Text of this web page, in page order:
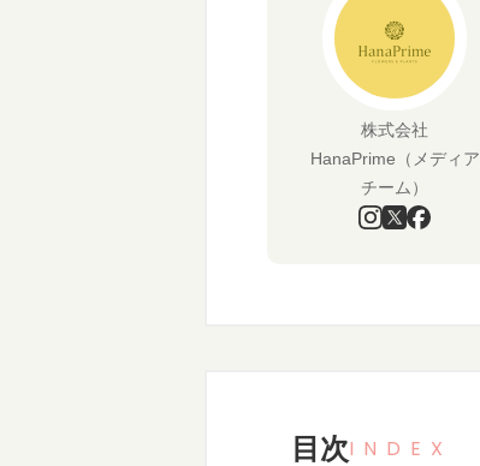
株式会社
HanaPrime（メディア
チーム）
目次INDEX